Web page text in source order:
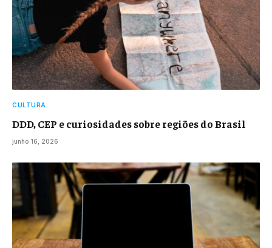
CULTURA
DDD, CEP e curiosidades sobre regiões do Brasil
junho 16, 2026